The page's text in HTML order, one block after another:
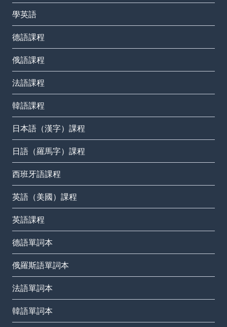
學英語
德語課程
俄語課程
法語課程
韓語課程
日本語（漢字）課程
日語（羅馬字）課程
西班牙語課程
英語（美國）課程
英語課程
德語單詞本
俄羅斯語單詞本
法語單詞本
韓語單詞本